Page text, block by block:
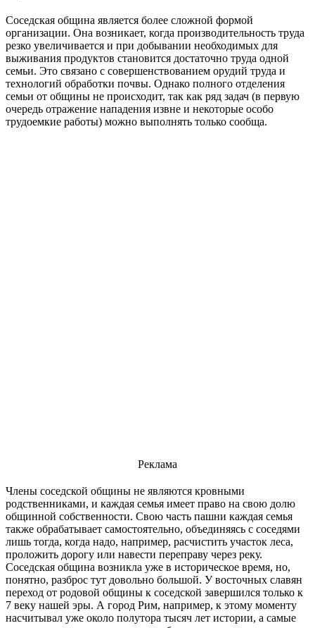
Соседская община является более сложной формой
организации. Она возникает, когда производительность труда
резко увеличивается и при добывании необходимых для
выживания продуктов становится достаточно труда одной
семьи. Это связано с совершенствованием орудий труда и
технологий обработки почвы. Однако полного отделения
семьи от общины не происходит, так как ряд задач (в первую
очередь отражение нападения извне и некоторые особо
трудоемкие работы) можно выполнять только сообща.
Реклама
Члены соседской общины не являются кровными
родственниками, и каждая семья имеет право на свою долю
общинной собственности. Свою часть пашни каждая семья
также обрабатывает самостоятельно, объединяясь с соседями
лишь тогда, когда надо, например, расчистить участок леса,
проложить дорогу или навести переправу через реку.
Соседская община возникла уже в историческое время, но,
понятно, разброс тут довольно большой. У восточных славян
переход от родовой общины к соседской завершился только к
7 веку нашей эры. А город Рим, например, к этому моменту
насчитывал уже около полутора тысяч лет истории, а самые